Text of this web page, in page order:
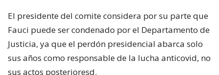
El presidente del comite considera por su parte que
Fauci puede ser condenado por el Departamento de
Justicia, ya que el perdón presidencial abarca solo
sus años como responsable de la lucha anticovid, no
sus actos posterioresd.